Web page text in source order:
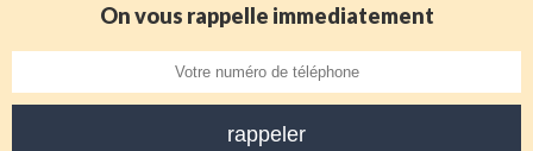
On vous rappelle immediatement